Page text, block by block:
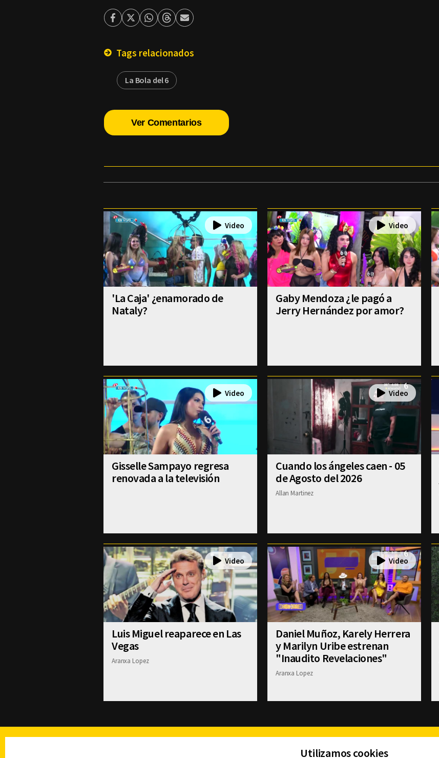
Facebook
TwitterWhatsapp
ThreadsEnviar
Tags relacionados
La Bola del 6
Ver Comentarios
'La Caja' ¿enamorado de
Nataly?
Gaby Mendoza ¿le pagó a
Jerry Hernández por amor?
Gisselle Sampayo regresa
renovada a la televisión
Cuando los ángeles caen - 05
de Agosto del 2026
Allan Martinez
Luis Miguel reaparece en Las
Vegas
Aranxa Lopez
Daniel Muñoz, Karely Herrera
y Marilyn Uribe estrenan
"Inaudito Revelaciones"
Aranxa Lopez
Utilizamos cookies